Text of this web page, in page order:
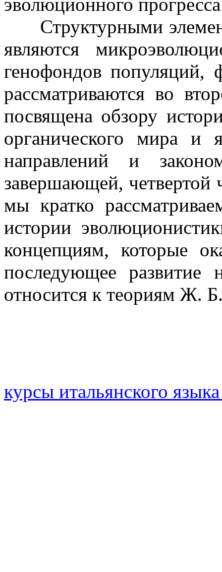
Структурными
являются
генофондов популяций,
рассматриваются во
посвящена обзору
органического мира и
направлений и
завершающей, четвертой
мы кратко
истории
концепциям, которые
последующее
относится к теориям Ж.
курсы итальянского